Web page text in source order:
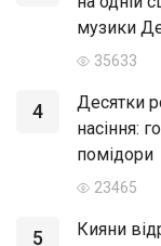
музики
35633
4
Десятки
насіння:
помідори
23465
5
Кияни